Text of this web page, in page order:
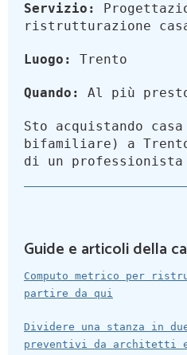
Servizio:
ristrutturazione
Luogo: Trento
Quando: Al più
Sto acquistando
bifamiliare) a
di un
Guide e articoli della
Computo metrico per
partire da qui
Dividere una stanza in
preventivi da architetti